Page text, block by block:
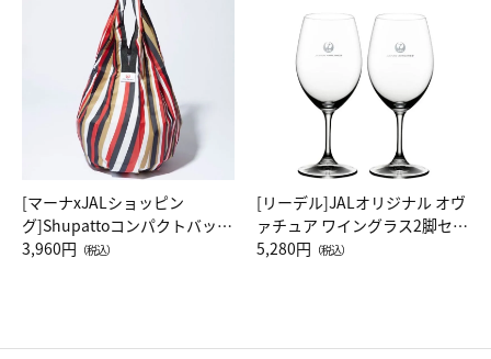
[マーナxJALショッピン
グ]Shupattoコンパクトバッグ
Drop JAL客室乗務員（LC）ス
3,960円 （税込）
[リーデル]JALオリジナル オヴ
ァチュア ワイングラス2脚セッ
ト（レッドワイン）
5,280円 （税込）